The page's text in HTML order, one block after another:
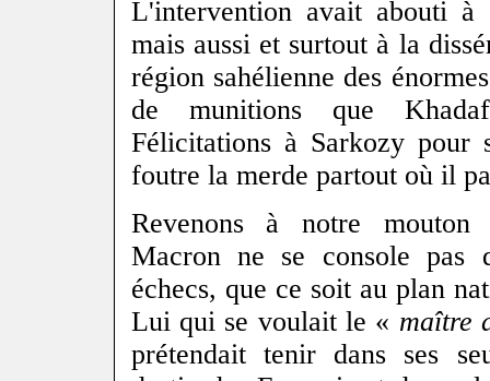
L'intervention avait abouti
mais aussi et surtout à la
région sahélienne des
de munitions que
Félicitations à Sarkozy pour
foutre la merde partout où il
Revenons à notre
Macron ne se console pas
échecs, que ce soit au plan
Lui qui se voulait le « maître
prétendait tenir dans ses